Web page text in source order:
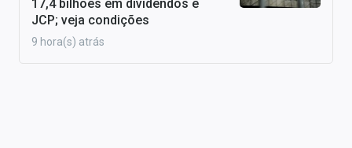
17,4 bilhões em dividendos e
JCP; veja condições
9 hora(s) atrás